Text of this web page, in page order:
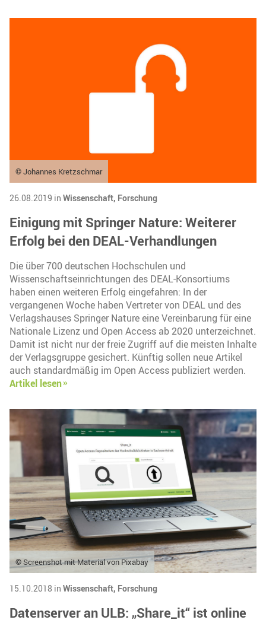
© Johannes Kretzschmar
26.08.2019 in Wissenschaft, Forschung
Einigung mit Springer Nature: Weiterer
Erfolg bei den DEAL-Verhandlungen
Die über 700 deutschen Hochschulen und
Wissenschaftseinrichtungen des DEAL-Konsortiums
haben einen weiteren Erfolg eingefahren: In der
vergangenen Woche haben Vertreter von DEAL und des
Verlagshauses Springer Nature eine Vereinbarung für eine
Nationale Lizenz und Open Access ab 2020 unterzeichnet.
Damit ist nicht nur der freie Zugriff auf die meisten Inhalte
der Verlagsgruppe gesichert. Künftig sollen neue Artikel
auch standardmäßig im Open Access publiziert werden.
Artikel lesen
© Screenshot mit Material von Pixabay
15.10.2018 in Wissenschaft, Forschung
Datenserver an ULB: „Share_it“ ist online